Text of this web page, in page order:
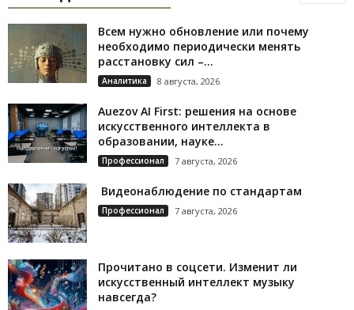
Всем нужно обновление или почему
необходимо периодически менять
расстановку сил –...
Аналитика 8 августа, 2026
Auezov AI First: решения на основе
искусственного интеллекта в
образовании, науке...
Профессионал 7 августа, 2026
Видеонаблюдение по стандартам
Профессионал 7 августа, 2026
Прочитано в соцсети. Изменит ли
искусственный интеллект музыку
навсегда?